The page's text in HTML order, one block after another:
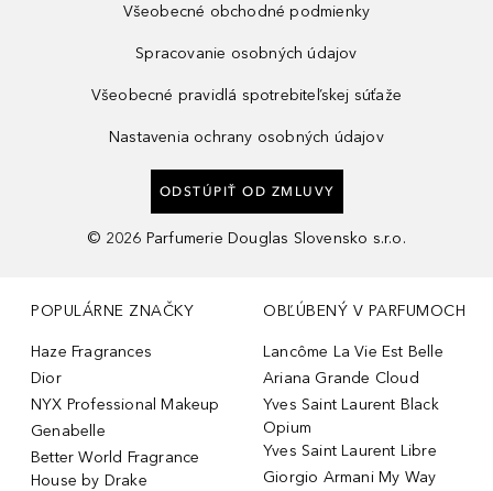
Všeobecné obchodné podmienky
Spracovanie osobných údajov
Všeobecné pravidlá spotrebiteľskej súťaže
Nastavenia ochrany osobných údajov
ODSTÚPIŤ OD ZMLUVY
© 2026 Parfumerie Douglas Slovensko s.r.o.
POPULÁRNE ZNAČKY
Haze Fragrances
Dior
NYX Professional Makeup
Genabelle
Better World Fragrance
House by Drake
OBĽÚBENÝ V PARFUMOCH
Lancôme La Vie Est Belle
Ariana Grande Cloud
Yves Saint Laurent Black
Opium
Yves Saint Laurent Libre
Giorgio Armani My Way